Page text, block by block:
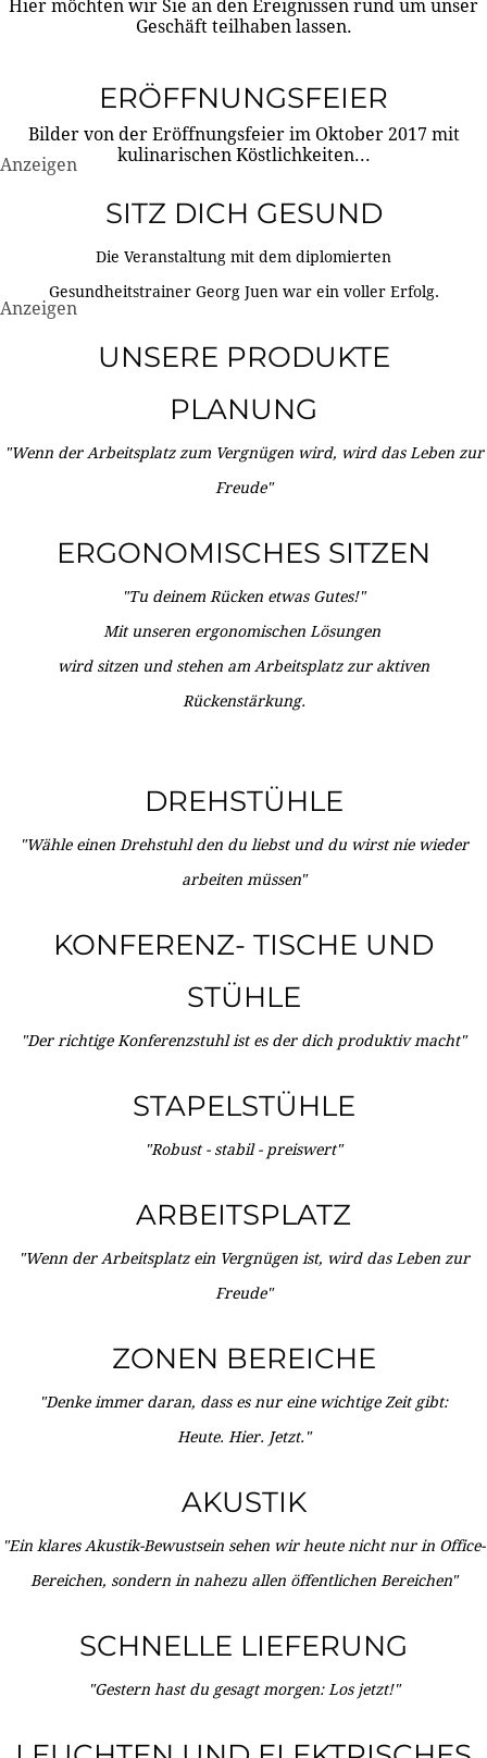
Hier möchten wir Sie an den Ereignissen rund um unser
Geschäft teilhaben lassen.
ERÖFFNUNGSFEIER
Bilder von der Eröffnungsfeier im Oktober 2017 mit
kulinarischen Köstlichkeiten...
Anzeigen
SITZ DICH GESUND
Die Veranstaltung mit dem diplomierten
Gesundheitstrainer Georg Juen war ein voller Erfolg.
Anzeigen
UNSERE PRODUKTE
PLANUNG
"Wenn der Arbeitsplatz zum Vergnügen wird, wird das Leben zur
Freude"
ERGONOMISCHES SITZEN
"Tu deinem Rücken etwas Gutes!"
Mit unseren ergonomischen Lösungen
wird sitzen und stehen am Arbeitsplatz zur aktiven
Rückenstärkung.
DREHSTÜHLE
"Wähle einen Drehstuhl den du liebst und du wirst nie wieder
arbeiten müssen"
KONFERENZ- TISCHE UND
STÜHLE
"Der richtige Konferenzstuhl ist es der dich produktiv macht"
STAPELSTÜHLE
"Robust - stabil - preiswert"
ARBEITSPLATZ
"Wenn der Arbeitsplatz ein Vergnügen ist, wird das Leben zur
Freude"
ZONEN BEREICHE
"Denke immer daran, dass es nur eine wichtige Zeit gibt:
Heute. Hier. Jetzt."
AKUSTIK
"Ein klares Akustik-Bewustsein sehen wir heute nicht nur in Office-
Bereichen, sondern in nahezu allen öffentlichen Bereichen"
SCHNELLE LIEFERUNG
"Gestern hast du gesagt morgen: Los jetzt!"